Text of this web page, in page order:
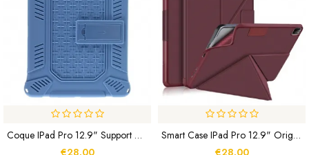
Coque IPad Pro 12.9" Support Ajustable
€28.00
Smart Case IPad Pro 12.9" Origami
€28.00